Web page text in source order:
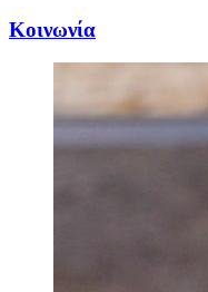
Κοινωνία